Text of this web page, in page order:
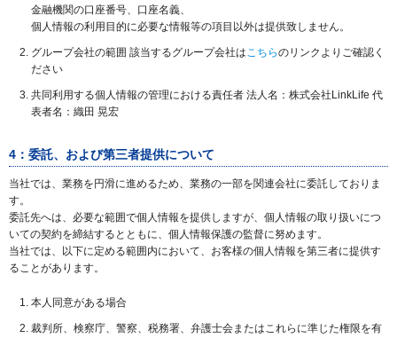
金融機関の口座番号、口座名義、
個人情報の利用目的に必要な情報等の項目以外は提供致しません。
グループ会社の範囲 該当するグループ会社はこちらのリンクよりご確認く
ださい
共同利用する個人情報の管理における責任者 法人名：株式会社LinkLife 代
表者名：織田 晃宏
4：委託、および第三者提供について
当社では、業務を円滑に進めるため、業務の一部を関連会社に委託しておりま
す。
委託先へは、必要な範囲で個人情報を提供しますが、個人情報の取り扱いにつ
いての契約を締結するとともに、個人情報保護の監督に努めます。
当社では、以下に定める範囲内において、お客様の個人情報を第三者に提供す
ることがあります。
本人同意がある場合
裁判所、検察庁、警察、税務署、弁護士会またはこれらに準じた権限を有